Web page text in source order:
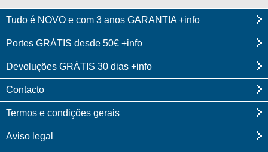
Tudo é NOVO e com 3 anos GARANTIA +info
Portes GRÁTIS desde 50€ +info
Devoluções GRÁTIS 30 dias +info
Contacto
Termos e condições gerais
Aviso legal